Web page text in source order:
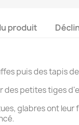
produit
puis des tapis
des petites tiges
glabres ont